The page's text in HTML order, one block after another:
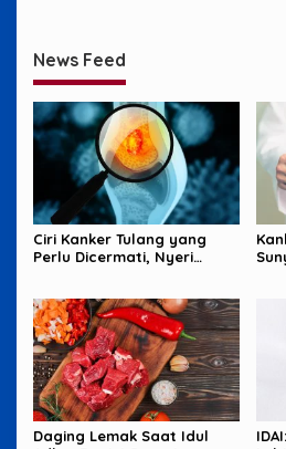
News Feed
Ciri Kanker Tulang yang
Perlu Dicermati, Nyeri
Daging Lemak Saat Idul